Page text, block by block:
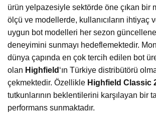
ürün yelpazesiyle sektörde öne çıkan bir
ölçü ve modellerde, kullanıcıların ihtiyaç
uygun bot modelleri her sezon
deneyimini sunmayı hedeflemektedir.
dünya çapında en çok tercih edilen bot
olan Highfield ‘ın Türkiye distribütörü
çekmektedir. Özellikle Highfield Classic
tutkunlarının beklentilerini karşılayan bir
performans sunmaktadır.